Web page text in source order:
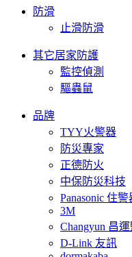
防滑
止滑防滑
其它居家防護
監控偵測
驅蟲鼠
品牌
TYY火警器
防災專家
正德防火
中保防災科技
Panasonic 住警
3M
Changyun 昌
D-Link 友訊